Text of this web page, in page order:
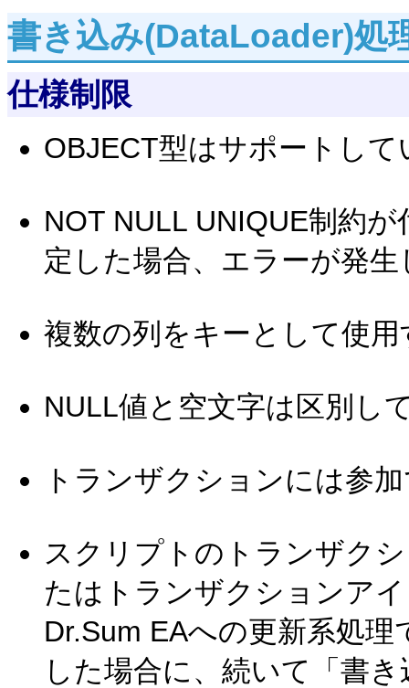
書き込み(DataLoader)処
仕様制限
OBJECT型はサポートして
NOT NULL UNIQUE制約
定した場合、エラーが発生
複数の列をキーとして使
NULL値と空文字は区別し
トランザクションには参
スクリプトのトランザク
たはトランザクションア
Dr.Sum EAへの更新系処
した場合に、続いて「書